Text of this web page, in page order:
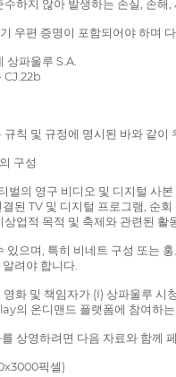
하지 않아 발생하는 손실, 손
우편 증명이 포함되어야 하며
상파울루 S.A.
CJ.22b
칙 및 규정에 명시된 바와 같
구성
벌의 영구 비디오 및 디지털
된 TV 및 디지털 프로그램, 순
업적 목적 및 축제와 관련된 활
있으며, 특히 비네트 구성 또는
려야 합니다.
화 및 책임자가 (I) 상파울루
의 온디맨드 플랫폼에 참여하
상영하려면 다음 자료와 함께
픽셀)